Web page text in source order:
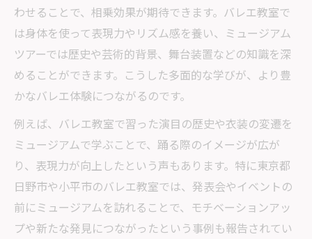
わせることで、相乗効果が期待できます。バレエ教室で
は身体を使って表現力やリズム感を養い、ミュージアム
ツアーでは歴史や芸術的背景、舞台装置などの知識を深
めることができます。こうした多面的な学びが、より豊
かなバレエ体験につながるのです。
例えば、バレエ教室で習った演目の歴史や衣装の変遷を
ミュージアムで学ぶことで、踊る際のイメージが広が
り、表現力が向上したという声もあります。特に東京都
日野市や小平市のバレエ教室では、発表会やイベントの
前にミュージアムを訪れることで、モチベーションアッ
プや新たな発見につながったという事例も報告されてい